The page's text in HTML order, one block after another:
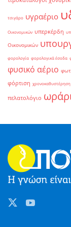
τσιγάρο υγραέριο
Οικονομικών υπερκέρδη
Οικονομικών
φορολογία φορολογικά έσοδα
φυσικό αέριο
φόρτιση χρονοκαθυστέρηση
πελατολόγιο